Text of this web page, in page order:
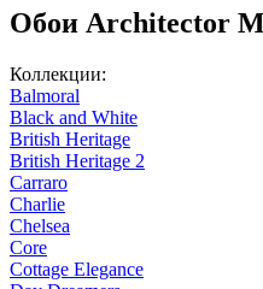
Обои Architector
Коллекции:
Balmoral
Black and White
British Heritage
British Heritage 2
Carraro
Charlie
Chelsea
Core
Cottage Elegance